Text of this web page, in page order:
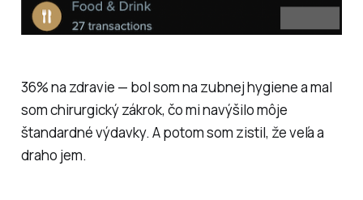
36% na zdravie — bol som na zubnej hygiene a mal
som chirurgický zákrok, čo mi navýšilo môje
štandardné výdavky. A potom som zistil, že veľa a
draho jem.